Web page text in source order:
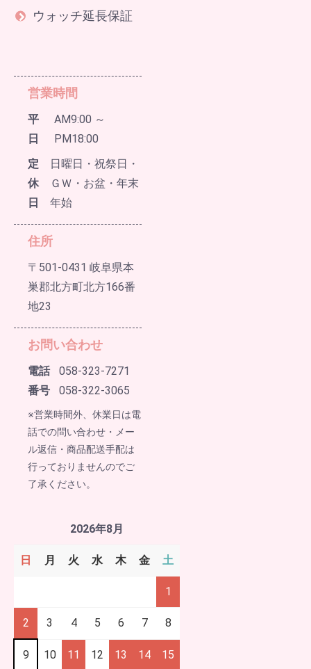
ウォッチ延長保証
営業時間
平
日
AM9:00 ～
PM18:00
定
休
日
日曜日・祝祭日・
ＧＷ・お盆・年末
年始
住所
〒501-0431 岐阜県本
巣郡北方町北方166番
地23
お問い合わせ
電話
番号
058-323-7271
058-322-3065
※営業時間外、休業日は電
話での問い合わせ・メー
ル返信・商品配送手配は
行っておりませんのでご
了承ください。
2026年8月
日 月 火 水 木 金 土
1
2 3 4 5 6 7 8
9 10 11 12 13 14 15